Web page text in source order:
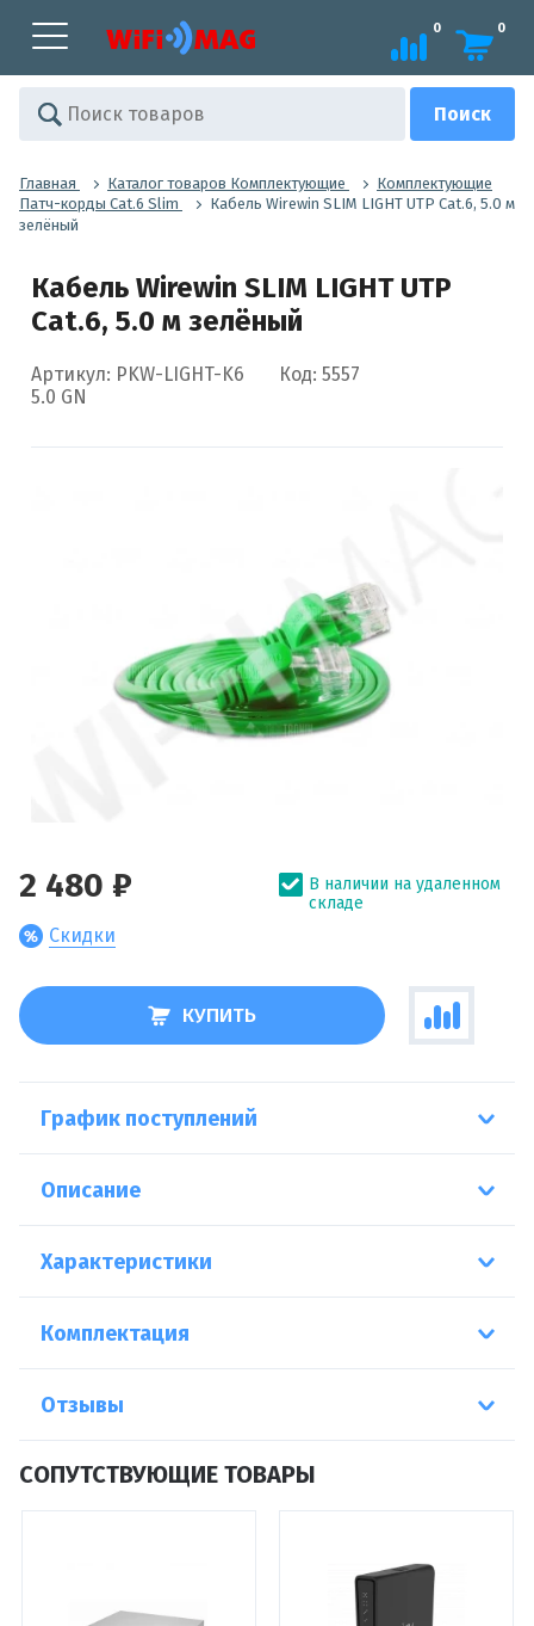
0 0
Главная Каталог товаров Комплектующие
Комплектующие
Патч-корды Cat.6 Slim
Кабель Wirewin SLIM LIGHT UTP Cat.6, 5.0 м
зелёный
Кабель Wirewin SLIM LIGHT UTP
Cat.6, 5.0 м зелёный
Артикул: PKW-LIGHT-K6
5.0 GN
Код: 5557
2 480 ₽
Скидки
В наличии на удаленном
складе
КУПИТЬ
График поступлений
Описание
Характеристики
Комплектация
Отзывы
СОПУТСТВУЮЩИЕ ТОВАРЫ